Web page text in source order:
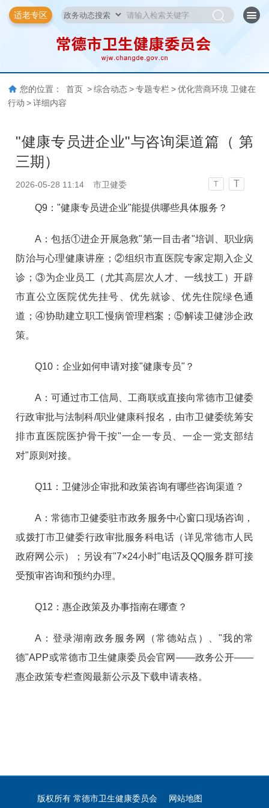
适老专区
您的位置： 首页 > 综合动态 > 专题专栏 > 优化营商环境 卫健在
行动 > 详细内容
"健康专员进企业"与咨询渠道篇（ 第
三期）
2026-05-28 11:14 市卫健委 T T
Q9："健康专员进企业"能提供哪些具体服务？
A：包括①进企开展急救"第一目击者"培训、职业病
防治与心理健康讲座；②组织市直医院专家定期入企义
诊；③为企业员工（尤其高层次人才、一线技工）开辟
市直公立医院优先挂号、优先就诊、优先住院绿色通
道；④协助建立职工慢病管理档案；⑤解读卫健涉企政
策。
Q10：企业如何申请对接"健康专员"？
A：可通过市工信局、工商联或直接向常德市卫健委
行政审批与法制科/职业健康科报名，由市卫健委统筹安
排市直医院医护骨干按"一企一专员、一企一党支部结
对"原则对接。
Q11：卫健涉企审批和政策咨询有哪些咨询渠道？
A：常德市卫健委驻市政务服务中心窗口现场咨询，
或拨打市卫健委行政审批服务科电话（详见常德市人民
政府网公示）；另设有"7×24小时"电话及QQ服务群可接
受预审咨询和预约办理。
Q12：惠企政策及办事指南在哪查？
A：登录湖南政务服务网（常德站点）、"我的常
德"APP或常德市卫生健康委员会官网——政务公开——
惠企政策专栏查阅最新公示及下载申请表格。
版权所有 常德市卫生健康委员会 网站地图